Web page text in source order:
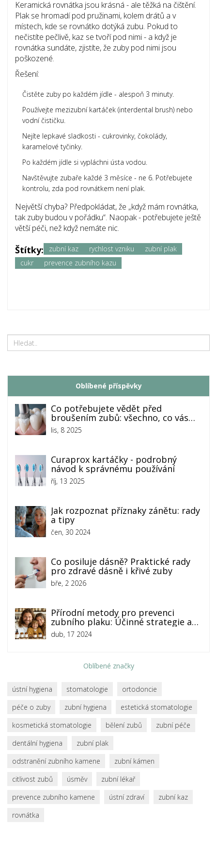
Keramická rovnátka jsou krásná - ale těžká na čištění.
Plak se hromadí pod pružinami, kolem drátů a v
místech, kde se rovnátko dotýká zubu. Pokud to
nečistíte pečlivě, kaz se tvoří pod nimi - a když je
rovnátka sundáte, zjistíte, že zuby pod nimi jsou
poškozené.
Řešení:
Čistěte zuby po každém jídle - alespoň 3 minuty.
Používejte mezizubní kartáček (interdental brush) nebo
vodní čističku.
Nejíte lepkavé sladkosti - cukrovinky, čokolády,
karamelové tyčinky.
Po každém jídle si vypláchni ústa vodou.
Navštěvujte zubaře každé 3 měsíce - ne 6. Potřebujete
kontrolu, zda pod rovnátkem není plak.
Největší chyba? Předpokládat, že „když mám rovnátka,
tak zuby budou v pořádku“. Naopak - potřebujete ještě
větší péči, než když nemáte nic.
Štítky: zubní kaz rychlost vzniku
zubní plak
cukr
prevence zubního kazu
Oblíbené příspěvky
Co potřebujete vědět před
broušením zubů: všechno, co vás
lékař neřekne
lis, 8 2025
Curaprox kartáčky - podrobný
návod k správnému používání
říj, 13 2025
Jak rozpoznat příznaky zánětu: rady
a tipy
čen, 30 2024
Co posiluje dásně? Praktické rady
pro zdravé dásně i křivé zuby
bře, 2 2026
Přírodní metody pro prevenci
zubního plaku: Účinné strategie a
tipy
dub, 17 2024
Oblíbené značky
ústní hygiena stomatologie
ortodoncie
péče o zuby
zubní hygiena
estetická stomatologie
kosmetická stomatologie
bělení zubů
zubní péče
dentální hygiena
zubní plak
odstranění zubního kamene
zubní kámen
citlivost zubů
úsměv
zubní lékař
prevence zubního kamene
ústní zdraví
zubní kaz
rovnátka